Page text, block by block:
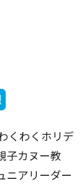
くわくホリデ
子カヌー教
ニアリーダー